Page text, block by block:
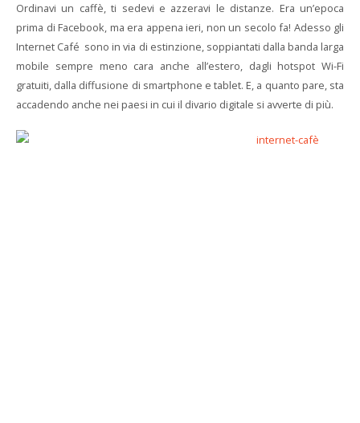
Ordinavi un caffè, ti sedevi e azzeravi le distanze. Era un’epoca
prima di Facebook, ma era appena ieri, non un secolo fa! Adesso gli
Internet Café sono in via di estinzione, soppiantati dalla banda larga
mobile sempre meno cara anche all’estero, dagli hotspot Wi-Fi
gratuiti, dalla diffusione di smartphone e tablet. E, a quanto pare, sta
accadendo anche nei paesi in cui il divario digitale si avverte di più.